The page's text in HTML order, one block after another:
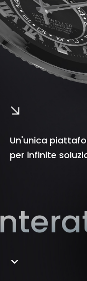
Un'unica
per infinite